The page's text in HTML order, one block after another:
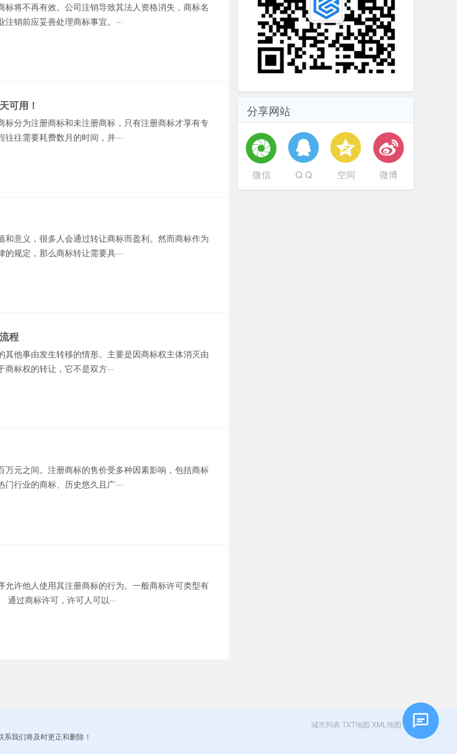
将不再有效。公司注销导致其法人资格消失，商标名
销前应妥善处理商标事宜。···
可用！
分为注册商标和未注册商标，只有注册商标才享有专
往需要耗费数月的时间，并···
意义，很多人会通过转让商标而盈利。然而商标作为
规定，那么商标转让需要具···
程
他事由发生转移的情形。主要是因商标权主体消灭由
标权的转让，它不是双方···
元之间。注册商标的售价受多种因素影响，包括商标
行业的商标、历史悠久且广···
许他人使用其注册商标的行为。一般商标许可类型有
过商标许可，许可人可以···
分享网站
微信 Q Q 空间 微博
城市列表 TXT地图 XML地图
我们将及时更正和删除！